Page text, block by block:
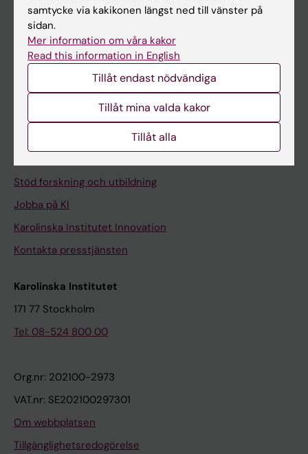
Kurs- och programwebbar
Student på KI
Medarbetarportalen
Stöd forskning och utbildning
Jobba på KI
Karolinska Institutet Innovation
Kontakta presstjänsten
Karolinska Institutet
171 77 Stockholm
Tel: 08-524 800 00
Org.nr: 202100-2973
VAT.nr: SE202100297301
Om webbplatsen
Tillgänglighetsredogörelse
samtycke via kakikonen längst ned till vänster på
sidan.
Mer information om våra kakor
Read this information in English
Tillåt endast nödvändiga
Tillåt mina valda kakor
Tillåt alla